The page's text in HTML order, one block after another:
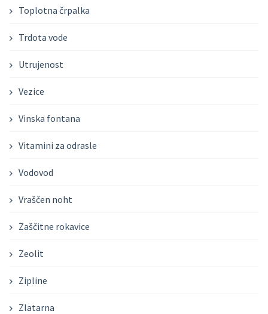
Toplotna črpalka
Trdota vode
Utrujenost
Vezice
Vinska fontana
Vitamini za odrasle
Vodovod
Vraščen noht
Zaščitne rokavice
Zeolit
Zipline
Zlatarna